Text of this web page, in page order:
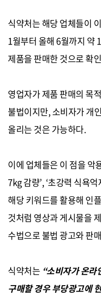
식약처는 해당 업체들이
1월부터 올해 6월까지 약
제품을 판매한 것으로 확
영업자가 제품 판매의 목
불법이지만,소비자가 개인
올리는 것은 가능하다.
이에 업체들은 이 점을 악
7kg감량’, ‘초강력 식욕억
해당 키워드를 활용해 인
것처럼 영상과 게시물을
수법으로 불법 광고와 판
식약처는 “소비자가 온라
구매할 경우 부당광고에